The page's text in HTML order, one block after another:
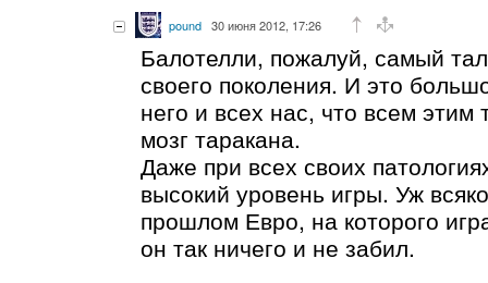
pound 30 июня 2012, 17:26
Балотелли, пожалуй, самый
своего поколения. И это
него и всех нас, что всем этим
мозг таракана.
Даже при всех своих
высокий уровень игры. Уж
прошлом Евро, на которого
он так ничего и не забил.